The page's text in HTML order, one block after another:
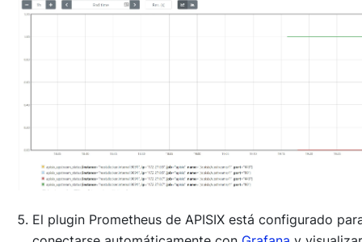
El plugin Prometheus de APISIX está configurado